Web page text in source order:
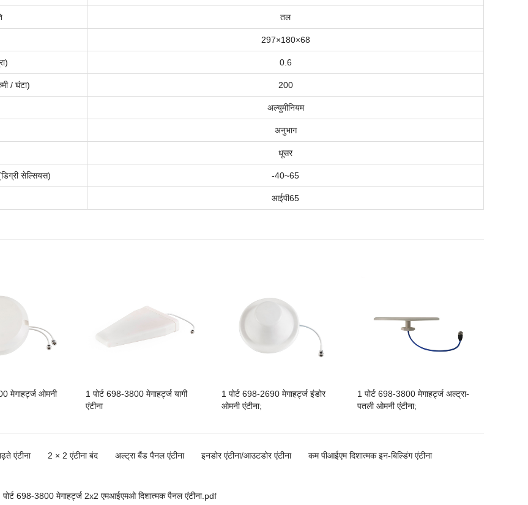
तल
297×180×68
0.6
/ घंटा) 200
अल्युमीनियम
अनुभाग
धूसर
डिग्री सेल्सियस) -40~65
आईपी65
मेगाहर्ट्ज ओमनी
1 पोर्ट 698-3800 मेगाहर्ट्ज यागी
एंटीना
1 पोर्ट 698-2690 मेगाहर्ट्ज इंडोर
ओमनी एंटीना;
1 पोर्ट 698-3800 मेगाहर्ट्ज अल्ट्रा-
पतली ओमनी एंटीना;
एंटीना 2 × 2 एंटीना बंद अल्ट्रा बैंड पैनल एंटीना इनडोर एंटीना/आउटडोर एंटीना कम पीआईएम दिशात्मक इन-बिल्डिंग एंटीना
पोर्ट 698-3800 मेगाहर्ट्ज 2x2 एमआईएमओ दिशात्मक पैनल एंटीना.pdf